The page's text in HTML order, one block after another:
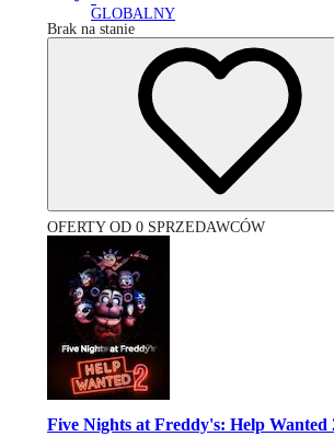
GLOBALNY
Brak na stanie
OFERTY OD 0 SPRZEDAWCÓW
Five Nights at Freddy's: Help Wanted